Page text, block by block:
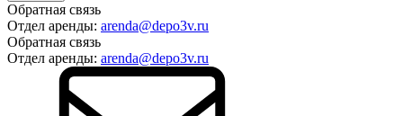
Обратная связь
Отдел аренды: arenda@depo3v.ru
Обратная связь
Отдел аренды: arenda@depo3v.ru